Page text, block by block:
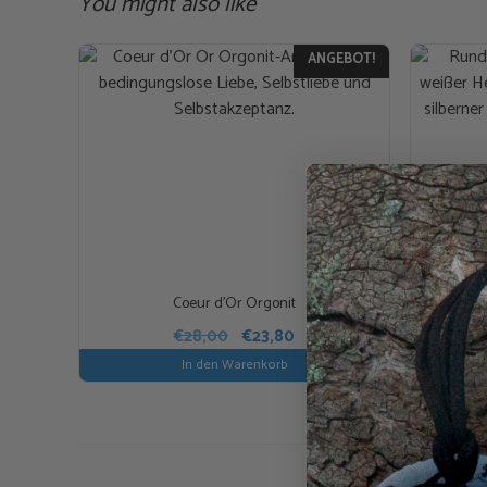
ANGEBOT!
Coeur d’Or Orgonit
€28,00 Ursprünglicher
Preis
war:
€23,80 Aktueller
Preis
ist:
€23,80.
In den Warenkorb